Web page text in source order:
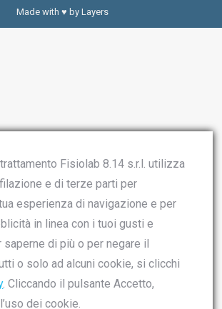
Made with ♥ by Layers
Fisiolab 8.14 s.r.l. utilizza
e di terze parti per
esperienza di navigazione e per
in linea con i tuoi gusti e
di più o per negare il
o solo ad alcuni cookie, si clicchi
. Cliccando il pulsante Accetto,
dei cookie.